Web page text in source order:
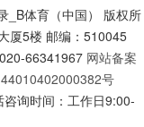
_B体育（中国） 版权所
厦5楼 邮编：510045
66341967 网站备案
号
询时间：工作日9:00-